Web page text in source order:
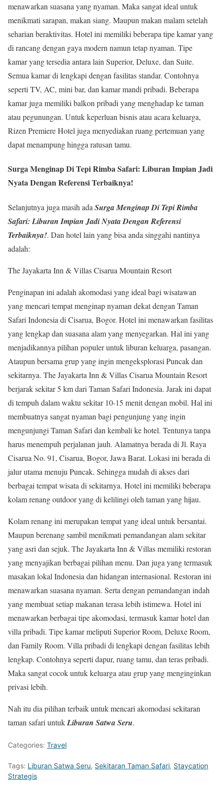
menawarkan suasana yang nyaman. Maka sangat ideal untuk
menikmati sarapan, makan siang. Maupun makan malam setelah
seharian beraktivitas. Hotel ini memiliki beberapa tipe kamar yang
di rancang dengan gaya modern namun tetap nyaman. Tipe
kamar yang tersedia antara lain Superior, Deluxe, dan Suite.
Semua kamar di lengkapi dengan fasilitas standar. Contohnya
seperti TV, AC, mini bar, dan kamar mandi pribadi. Beberapa
kamar juga memiliki balkon pribadi yang menghadap ke taman
atau pegunungan. Untuk keperluan bisnis atau acara keluarga,
Rizen Premiere Hotel juga menyediakan ruang pertemuan yang
dapat menampung hingga ratusan tamu.
Surga Menginap Di Tepi Rimba Safari: Liburan Impian Jadi
Nyata Dengan Referensi Terbaiknya!
Selanjutnya juga masih ada Surga Menginap Di Tepi Rimba
Safari: Liburan Impian Jadi Nyata Dengan Referensi
Terbaiknya!. Dan hotel lain yang bisa anda singgahi nantinya
adalah:
The Jayakarta Inn & Villas Cisarua Mountain Resort
Penginapan ini adalah akomodasi yang ideal bagi wisatawan
yang mencari tempat menginap nyaman dekat dengan Taman
Safari Indonesia di Cisarua, Bogor. Hotel ini menawarkan fasilitas
yang lengkap dan suasana alam yang menyegarkan. Hal ini yang
menjadikannya pilihan populer untuk liburan keluarga, pasangan.
Ataupun bersama grup yang ingin mengeksplorasi Puncak dan
sekitarnya. The Jayakarta Inn & Villas Cisarua Mountain Resort
berjarak sekitar 5 km dari Taman Safari Indonesia. Jarak ini dapat
di tempuh dalam waktu sekitar 10-15 menit dengan mobil. Hal ini
membuatnya sangat nyaman bagi pengunjung yang ingin
mengunjungi Taman Safari dan kembali ke hotel. Tentunya tanpa
harus menempuh perjalanan jauh. Alamatnya berada di Jl. Raya
Cisarua No. 91, Cisarua, Bogor, Jawa Barat. Lokasi ini berada di
jalur utama menuju Puncak. Sehingga mudah di akses dari
berbagai tempat wisata di sekitarnya. Hotel ini memiliki beberapa
kolam renang outdoor yang di kelilingi oleh taman yang hijau.
Kolam renang ini merupakan tempat yang ideal untuk bersantai.
Maupun berenang sambil menikmati pemandangan alam sekitar
yang asri dan sejuk. The Jayakarta Inn & Villas memiliki restoran
yang menyajikan berbagai pilihan menu. Dan juga yang termasuk
masakan lokal Indonesia dan hidangan internasional. Restoran ini
menawarkan suasana nyaman. Serta dengan pemandangan indah
yang membuat setiap makanan terasa lebih istimewa. Hotel ini
menawarkan berbagai tipe akomodasi, termasuk kamar hotel dan
villa pribadi. Tipe kamar meliputi Superior Room, Deluxe Room,
dan Family Room. Villa pribadi di lengkapi dengan fasilitas lebih
lengkap. Contohnya seperti dapur, ruang tamu, dan teras pribadi.
Maka sangat cocok untuk keluarga atau grup yang menginginkan
privasi lebih.
Nah itu dia pilihan terbaik untuk mencari akomodasi sekitaran
taman safari untukLiburan Satwa Seru.
Categories: Travel
Tags: Liburan Satwa Seru, Sekitaran Taman Safari, Staycation
Strategis